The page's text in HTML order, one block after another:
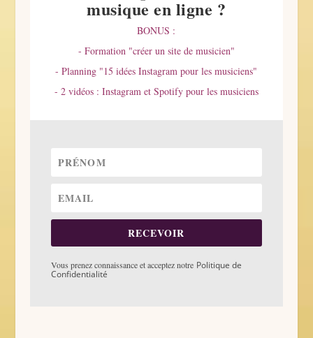
musique en ligne ?
BONUS :
- Formation "créer un site de musicien"
- Planning "15 idées Instagram pour les musiciens"
- 2 vidéos : Instagram et Spotify pour les musiciens
RECEVOIR
Vous prenez connaissance et acceptez notre Politique de
Confidentialité